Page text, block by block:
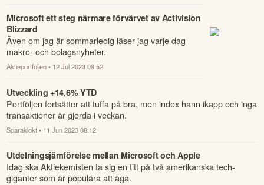
Microsoft ett steg närmare förvärvet av Activision
Blizzard
Även om jag är sommarledig läser jag varje dag
makro- och bolagsnyheter.
Aktieportföljen • 12 Jul 2023 09:52
Utveckling +14,6% YTD
Portföljen fortsätter att tuffa på bra, men index hann ikapp och inga
transaktioner är gjorda i veckan.
Sparaklokt • 11 Jun 2023 08:12
Utdelningsjämförelse mellan Microsoft och Apple
Idag ska Aktiekemisten ta sig en titt på två amerikanska tech-
giganter som är populära att äga.